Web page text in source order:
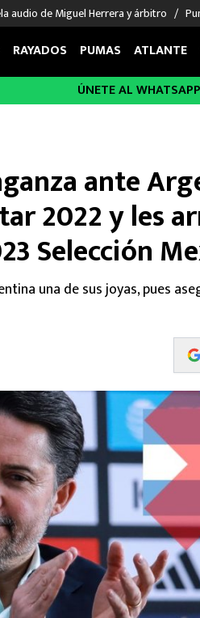
audio de Miguel Herrera y árbitro
EN EL EXTRANJERO
Ochoa
Huerta
Álvarez
Giménez
André
RAYADOS PUMAS ATLANTE
ÚNETE AL
ante
2022 y les
Selección
una de sus joyas, pues